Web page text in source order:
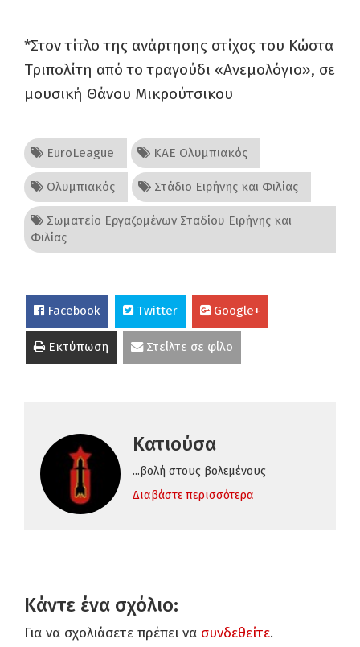
*Στον τίτλο της ανάρτησης στίχος του Κώστα
Τριπολίτη από το τραγούδι «Ανεμολόγιο», σε
μουσική Θάνου Μικρούτσικου
EuroLeague ΚΑΕ Ολυμπιακός
Ολυμπιακός Στάδιο Ειρήνης και Φιλίας
Σωματείο Εργαζομένων Σταδίου Ειρήνης και
Φιλίας
Facebook Twitter Google+
Εκτύπωση Στείλτε σε φίλο
Κατιούσα
...βολή στους βολεμένους
Διαβάστε περισσότερα
Κάντε ένα σχόλιο:
Για να σχολιάσετε πρέπει να συνδεθείτε.